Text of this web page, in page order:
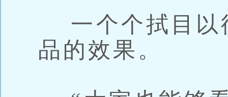
一个个拭目以
品的效果。